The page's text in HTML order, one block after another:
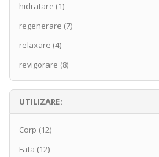
hidratare (1)
regenerare (7)
relaxare (4)
revigorare (8)
UTILIZARE:
Corp (12)
Fata (12)